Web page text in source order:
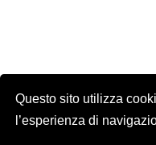
Questo sito utilizza
l’esperienza di